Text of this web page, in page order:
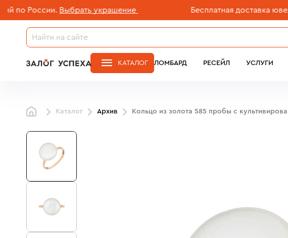
России. Выбрать украшение Бесплатная доставка
ЛОМБАРД РЕСЕЙЛ УСЛУГИ
КАТАЛОГ
Каталог Архив Кольцо из золота 585 пробы c